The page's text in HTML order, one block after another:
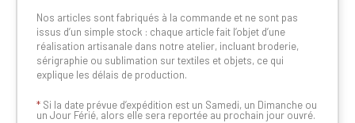
Nos articles sont fabriqués à la commande et ne sont pas
issus d’un simple stock : chaque article fait l’objet d’une
réalisation artisanale dans notre atelier, incluant broderie,
sérigraphie ou sublimation sur textiles et objets, ce qui
explique les délais de production.
* Si la date prévue d’expédition est un Samedi, un Dimanche ou
un Jour Férié, alors elle sera reportée au prochain jour ouvré.